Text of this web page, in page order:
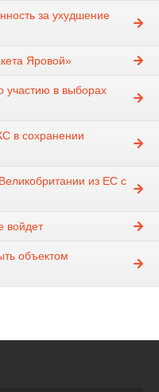
за ухудшение
Яровой»
участию в выборах
в сохранении
из ЕС с
войдет
объектом